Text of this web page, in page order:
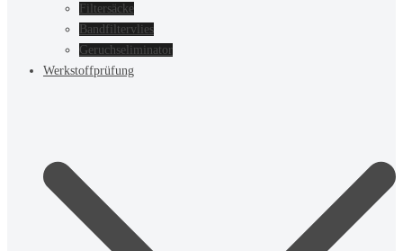
Filtersäcke
Bandfiltervlies
Geruchseliminator
Werkstoffprüfung